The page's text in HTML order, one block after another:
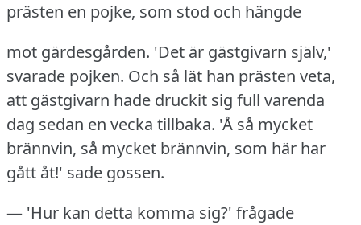
prästen en pojke, som stod och hängde
mot gärdesgården. 'Det är gästgivarn själv,'
svarade pojken. Och så lät han prästen veta,
att gästgivarn hade druckit sig full varenda
dag sedan en vecka tillbaka. 'Å så mycket
brännvin, så mycket brännvin, som här har
gått åt!' sade gossen.
— 'Hur kan detta komma sig?' frågade